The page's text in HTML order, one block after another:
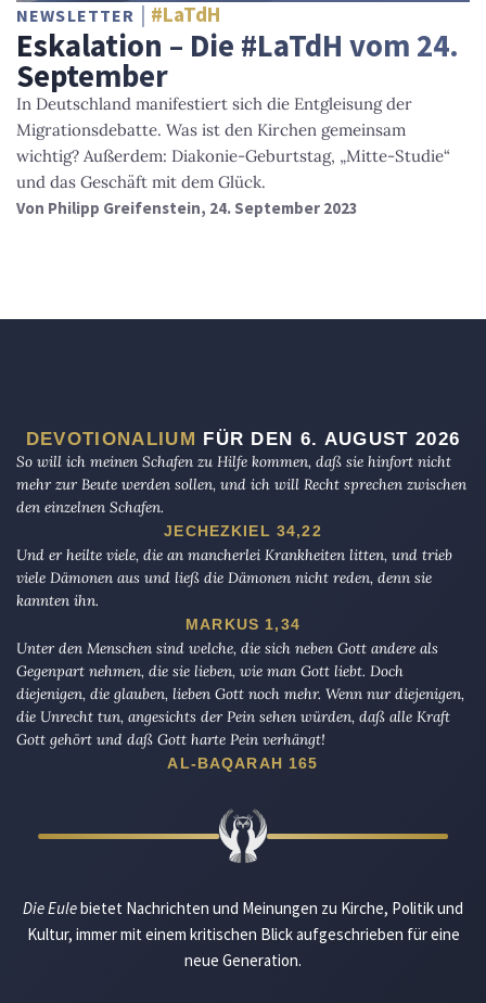
NEWSLETTER #LaTdH
Eskalation – Die #LaTdH vom 24.
September
In Deutschland manifestiert sich die Entgleisung der
Migrationsdebatte. Was ist den Kirchen gemeinsam
wichtig? Außerdem: Diakonie-Geburtstag, „Mitte-Studie“
und das Geschäft mit dem Glück.
Von Philipp Greifenstein, 24. September 2023
DEVOTIONALIUM FÜR DEN 6. AUGUST 2026
So will ich meinen Schafen zu Hilfe kommen, daß sie hinfort nicht
mehr zur Beute werden sollen, und ich will Recht sprechen zwischen
den einzelnen Schafen.
JECHEZKIEL 34,22
Und er heilte viele, die an mancherlei Krankheiten litten, und trieb
viele Dämonen aus und ließ die Dämonen nicht reden, denn sie
kannten ihn.
MARKUS 1,34
Unter den Menschen sind welche, die sich neben Gott andere als
Gegenpart nehmen, die sie lieben, wie man Gott liebt. Doch
diejenigen, die glauben, lieben Gott noch mehr. Wenn nur diejenigen,
die Unrecht tun, angesichts der Pein sehen würden, daß alle Kraft
Gott gehört und daß Gott harte Pein verhängt!
AL-BAQARAH 165
Die Eulebietet Nachrichten und Meinungen zu Kirche, Politik und
Kultur, immer mit einem kritischen Blick aufgeschrieben für eine
neue Generation.